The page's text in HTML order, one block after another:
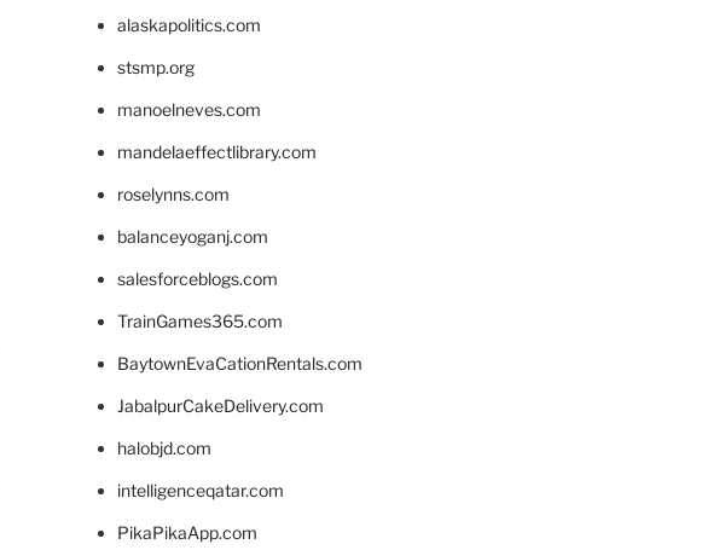
alaskapolitics.com
stsmp.org
manoelneves.com
mandelaeffectlibrary.com
roselynns.com
balanceyoganj.com
salesforceblogs.com
TrainGames365.com
BaytownEvaCationRentals.com
JabalpurCakeDelivery.com
halobjd.com
intelligenceqatar.com
PikaPikaApp.com